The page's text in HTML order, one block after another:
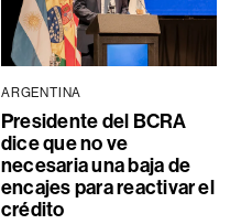
ARGENTINA
Presidente del BCRA
dice que no ve
necesaria una baja de
encajes para reactivar el
crédito